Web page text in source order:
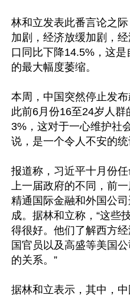
林和立发表此番言论之
加剧，经济放缓加剧，
口同比下降14.5%，这
的最大幅度萎缩。
本周，中国突然停止发
此前6月份16至24岁人
3%，这对于一心维护社
说，是一个令人不安的统
报道称，习近平十月份
上一届政府的不同，前一
精通国际金融和外国公
成。据林和立称，“这些
得很好。他们了解西方
国官员以及高盛等美国
的关系。”
据林和立表示，其中，